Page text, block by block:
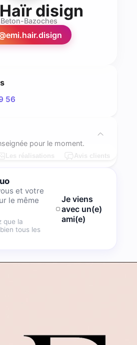
disign
Beton-Bazoches
emi.hair.disign
56
pour le moment.
Les réalisations Avis clients
et votre
le même
que la
tous les
Je viens
avec un(e)
ami(e)